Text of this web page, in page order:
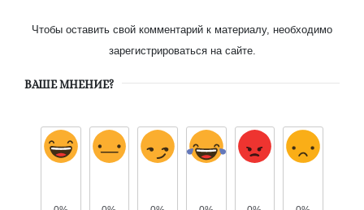
Чтобы оставить свой комментарий к материалу, необходимо
зарегистрироваться на сайте.
ВАШЕ МНЕНИЕ?